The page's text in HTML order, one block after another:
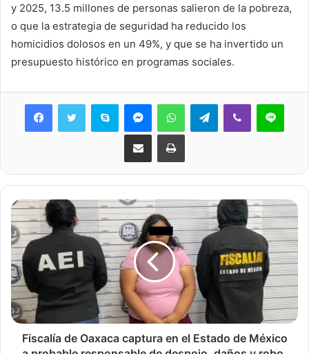
y 2025, 13.5 millones de personas salieron de la pobreza,
o que la estrategia de seguridad ha reducido los
homicidios dolosos en un 49%, y que se ha invertido un
presupuesto histórico en programas sociales.
Skype MessengerWhatsAppTelegramViber Line
Share via Email Print
Fiscalía de Oaxaca captura en el Estado de México